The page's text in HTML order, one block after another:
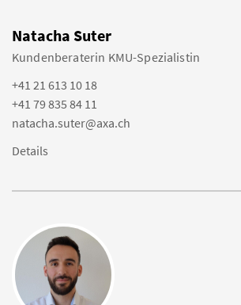
Natacha Suter
Kundenberaterin KMU-Spezialistin
+41 21 613 10 18
+41 79 835 84 11
natacha.suter@axa.ch
Details